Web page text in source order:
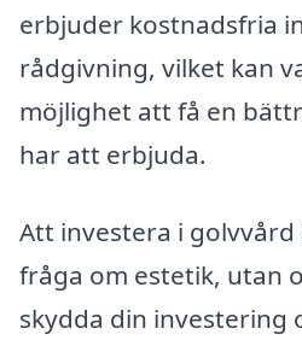
erbjuder kostnadsfria
rådgivning, vilket kan
möjlighet att få en
har att erbjuda.
Att investera i
fråga om estetik, utan
skydda din investering